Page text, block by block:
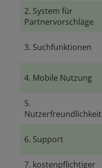
2. System für
Partnervorschläge
3. Suchfunktionen
4. Mobile Nutzung
5.
Nutzerfreundlichkeit
6. Support
7. kostenpflichtiger